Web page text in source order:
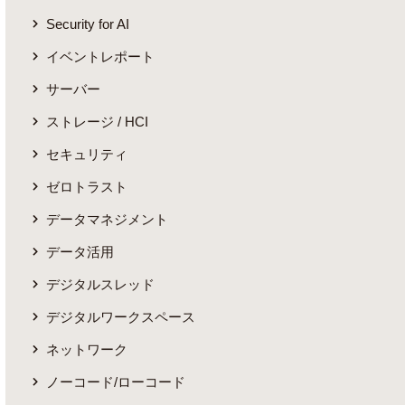
Security for AI
イベントレポート
サーバー
ストレージ / HCI
セキュリティ
ゼロトラスト
データマネジメント
データ活用
デジタルスレッド
デジタルワークスペース
ネットワーク
ノーコード/ローコード